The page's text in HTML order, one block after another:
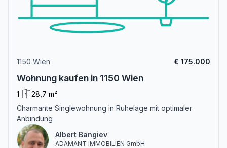
1150 Wien € 175.000
Wohnung kaufen in 1150 Wien
1
28,7 m²
Charmante Singlewohnung in Ruhelage mit optimaler
Anbindung
Albert Bangiev
ADAMANT IMMOBILIEN GmbH